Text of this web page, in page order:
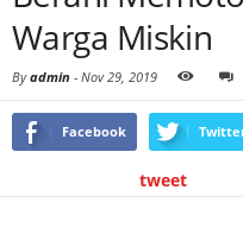
Warga Miskin
Byadmin - Nov 29, 2019
Facebook
tweet